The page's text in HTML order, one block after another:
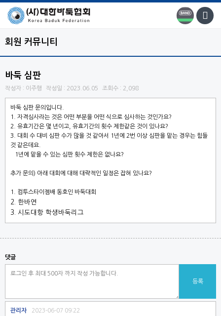
회원 커뮤니티
바둑 심판
작성자 : 이주행 작성일 : 2023.06.05 조회수 : 2,098
바둑 심판 문의입니다.
1. 자격심사라는 것은 어떤 부분을 어떤 식으로 심사하는 것인가요?
2. 유효기간은 몇 년이고, 유효기간의 횟수 제한같은 것이 있나요?
3. 대회 수 대비 심판 수가 많을 것 같아서 1년에 2번 이상 심판을 맡는 경우는 힘들
것 같은데요.
1년에 맡을 수 있는 심판 횟수 제한은 없나요?
추가 문의) 아래 대회에 대해 대략적인 일정은 잡혀 있나요?
1. 컴투스타이젬배 동호인 바둑대회
2. 한바연
3. 시도대항 학생바둑리그
댓글
등록
관리자
2023-06-07 09:22